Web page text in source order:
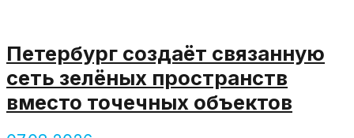
Петербург создаёт связанную
сеть зелёных пространств
вместо точечных объектов